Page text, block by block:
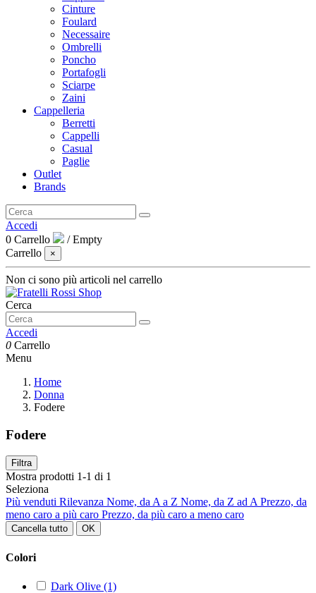
Cinture
Foulard
Necessaire
Ombrelli
Poncho
Portafogli
Sciarpe
Zaini
Cappelleria
Berretti
Cappelli
Casual
Paglie
Outlet
Brands
Accedi
0 Carrello /Empty
Carrello
×
Non ci sono più articoli nel carrello
Cerca
Accedi
0 Carrello
Menu
Home
Donna
Fodere
Fodere
Filtra
Mostra prodotti 1-1 di 1
Seleziona
Più venduti Rilevanza Nome, da A a Z Nome, da Z ad APrezzo, da
meno caro a più caro Prezzo, da più caro a meno caro
Cancella tutto OK
Colori
Dark Olive (1)